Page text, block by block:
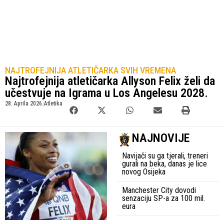
NAJTROFEJNIJA ATLETIČARKA SVIH VREMENA
Najtrofejnija atletičarka Allyson Felix želi da
učestvuje na Igrama u Los Angelesu 2028.
28. Aprila 2026. Atletika
NAJNOVIJE
Navijači su ga tjerali, treneri
gurali na beka, danas je lice
novog Osijeka
Manchester City dovodi
senzaciju SP-a za 100 mil.
eura